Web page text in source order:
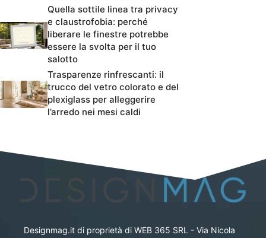
Quella sottile linea tra privacy
e claustrofobia: perché
liberare le finestre potrebbe
essere la svolta per il tuo
salotto
Trasparenze rinfrescanti: il
trucco del vetro colorato e del
plexiglass per alleggerire
l’arredo nei mesi caldi
Designmag.it di proprietà di WEB 365 SRL - Via Nicola